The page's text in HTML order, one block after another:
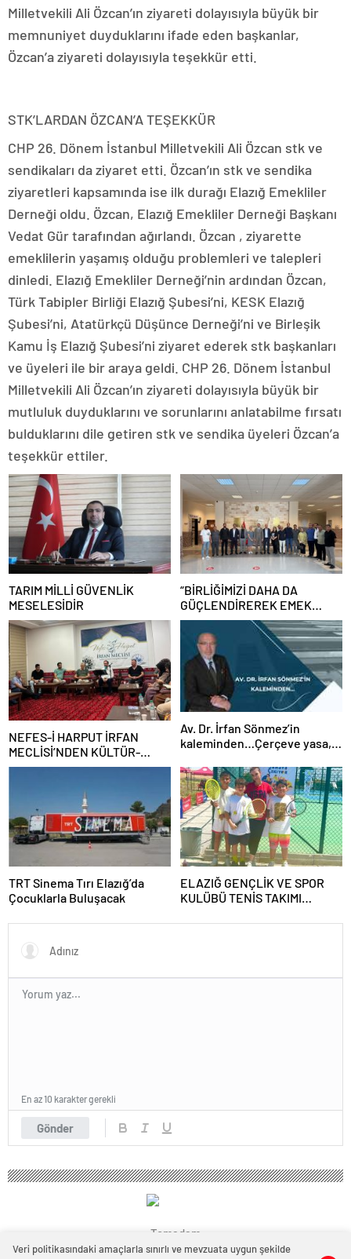
Milletvekili Ali Özcan’ın ziyareti dolayısıyla büyük bir
memnuniyet duyduklarını ifade eden başkanlar,
Özcan’a ziyareti dolayısıyla teşekkür etti.
STK’LARDAN ÖZCAN’A TEŞEKKÜR
CHP 26. Dönem İstanbul Milletvekili Ali Özcan stk ve
sendikaları da ziyaret etti. Özcan’ın stk ve sendika
ziyaretleri kapsamında ise ilk durağı Elazığ Emekliler
Derneği oldu. Özcan, Elazığ Emekliler Derneği Başkanı
Vedat Gür tarafından ağırlandı. Özcan , ziyarette
emeklilerin yaşamış olduğu problemleri ve talepleri
dinledi. Elazığ Emekliler Derneği’nin ardından Özcan,
Türk Tabipler Birliği Elazığ Şubesi’ni, KESK Elazığ
Şubesi’ni, Atatürkçü Düşünce Derneği’ni ve Birleşik
Kamu İş Elazığ Şubesi’ni ziyaret ederek stk başkanları
ve üyeleri ile bir araya geldi. CHP 26. Dönem İstanbul
Milletvekili Ali Özcan’ın ziyareti dolayısıyla büyük bir
mutluluk duyduklarını ve sorunlarını anlatabilme fırsatı
bulduklarını dile getiren stk ve sendika üyeleri Özcan’a
teşekkür ettiler.
TARIM MİLLİ GÜVENLİK
MESELESİDİR
“BİRLİĞİMİZİ DAHA DA
GÜÇLENDİREREK EMEK
MÜCADELEMİZİ
SÜRDÜRECEĞİZ”
NEFES-İ HARPUT İRFAN
MECLİSİ’NDEN KÜLTÜR-
SANAT BULUŞMASI
Av. Dr. İrfan Sönmez’in
kaleminden…Çerçeve yasa,
TRT Sinema Tırı Elazığ’da
Çocuklarla Buluşacak
ELAZIĞ GENÇLİK VE SPOR
KULÜBÜ TENİS TAKIMI
TAMAMLAYARAK YARI FİNALE
Gönder
En az 10 karakter gerekli
Temadam
Veri politikasındaki amaçlarla sınırlı ve mevzuata uygun şekilde